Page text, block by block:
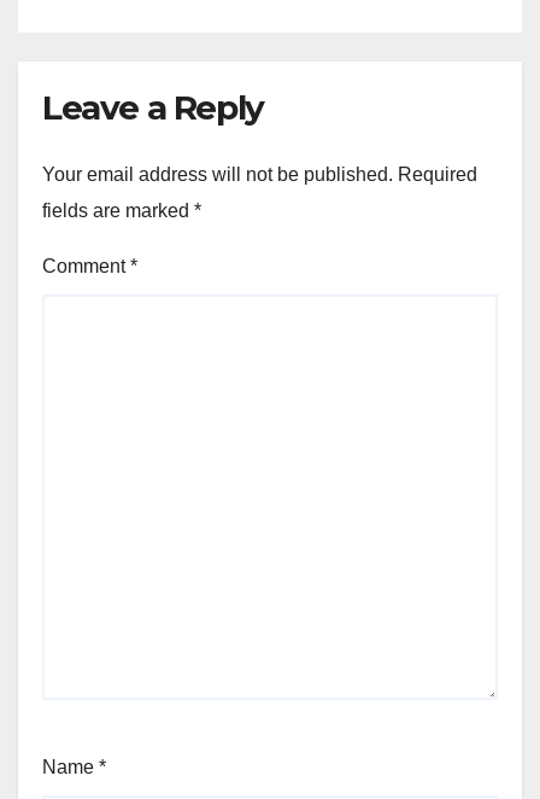
Leave a Reply
Your email address will not be published. Required
fields are marked *
Comment*
Name *